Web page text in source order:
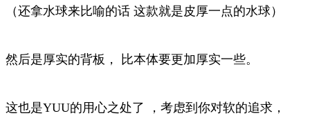
（还拿水球来比喻的话 这款就是皮厚一点的水球）
然后是厚实的背板， 比本体要更加厚实一些。
这也是YUU的用心之处了 ，考虑到你对软的追求，